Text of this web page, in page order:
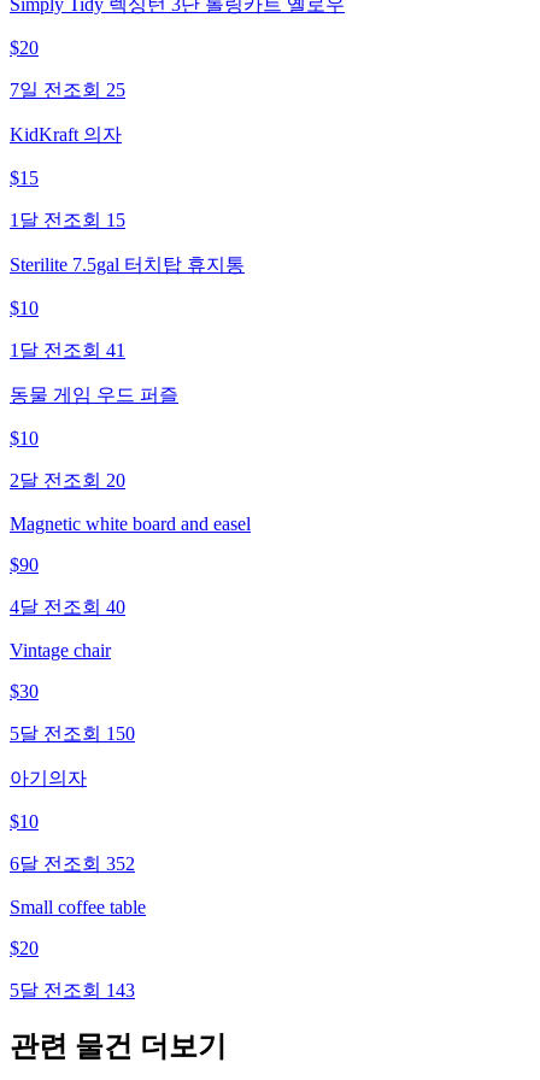
$20
7일 전 조회 25
KidKraft 의자
$15
1달 전 조회 15
Sterilite 7.5gal 터치탑 휴지통
$10
1달 전 조회 41
동물 게임 우드 퍼즐
$10
2달 전 조회 20
Magnetic white board and easel
$90
4달 전 조회 40
Vintage chair
$30
5달 전 조회 150
아기의자
$10
6달 전 조회 352
Small coffee table
$20
5달 전 조회 143
관련 물건 더보기